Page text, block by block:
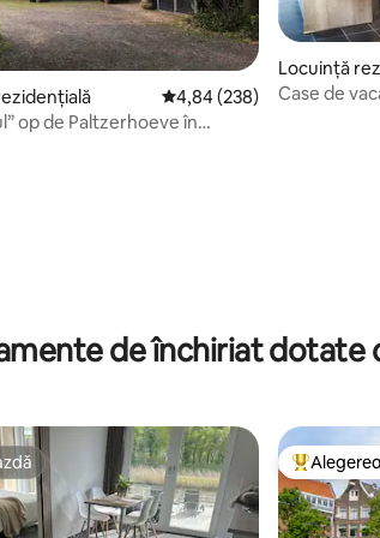
125 recenzii
Scor mediu de 4,84 din 5,
4,84 (238)
op de Paltzerhoeve în
Locuință
Case de
de închiriat dotate
Locuință